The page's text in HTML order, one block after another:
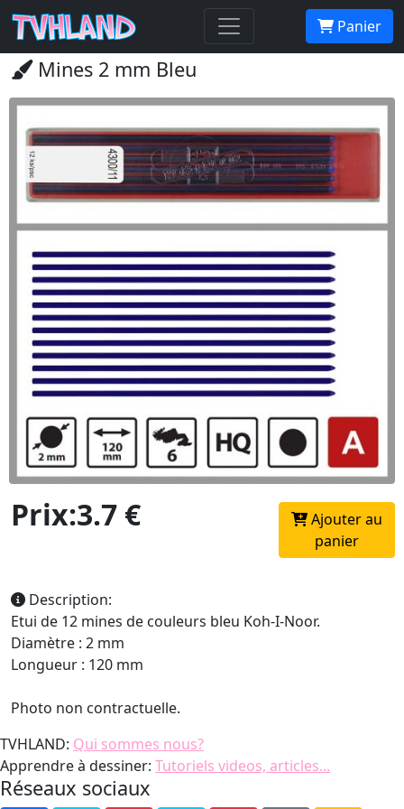
Panier
Accueil Tvhland
Matériel De Dessin
Crayon
Porte-mine épais
Mines 2 mm Bleu
Prix:3.7 €
Ajouter au
panier
Description:
Etui de 12 mines de couleurs bleu Koh-I-Noor.
Diamètre : 2 mm
Longueur : 120 mm
Photo non contractuelle.
TVHLAND: Qui sommes nous?
Apprendre à dessiner: Tutoriels videos, articles...
Réseaux sociaux